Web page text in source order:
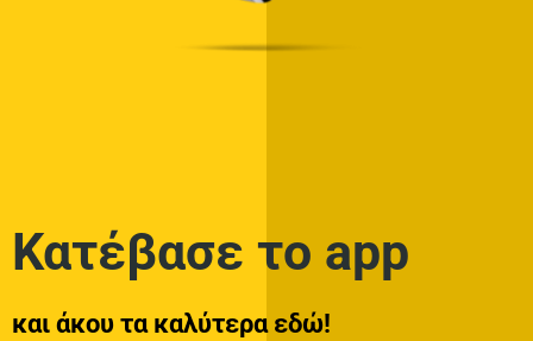
Κατέβασε το app
και άκου τα καλύτερα εδώ!